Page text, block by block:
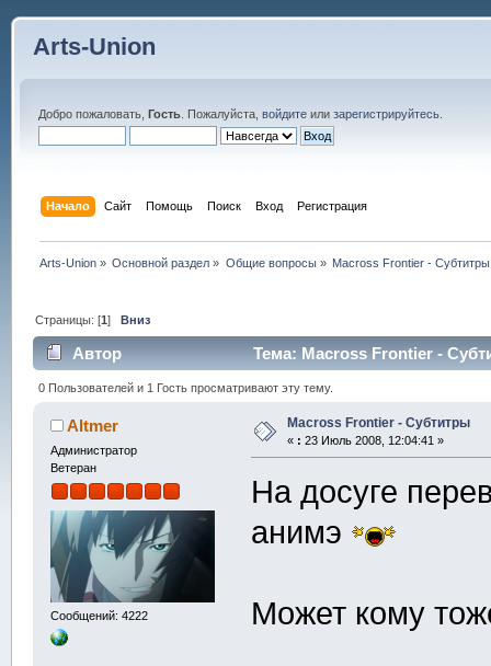
Arts-Union
Добро пожаловать, Гость. Пожалуйста, войдитеили зарегистрируйтесь.
Начало Сайт Помощь Поиск Вход Регистрация
Arts-Union » Основной раздел » Общие вопросы» Macross Frontier - Субтитры
Страницы: [1]Вниз
Автор Тема: Macross Frontier -
0 Пользователей и 1 Гость просматривают эту тему.
Altmer
Администратор
Ветеран
Сообщений: 4222
Macross Frontier - Субтитры
« : 23 Июль 2008, 12:04:41 »
На досуге
анимэ
Может кому